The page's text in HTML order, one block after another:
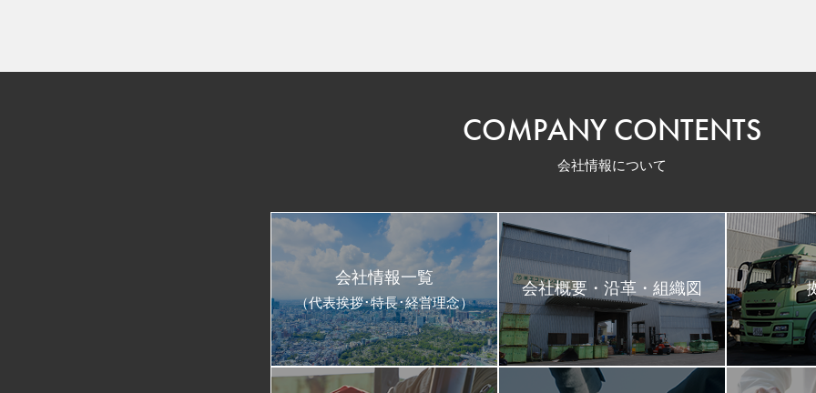
COMPANY CONTENTS
会社情報について
会社情報一覧
（代表挨拶･特長･経営理念）
会社概要・沿革・組織図